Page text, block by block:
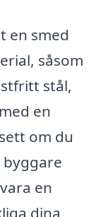
en smed
såsom
stål,
en
om du
en
dina